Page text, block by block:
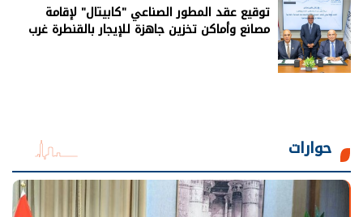
توقيع عقد المطور الصناعي "كابيتال" لإقامة
مصانع وأماكن تخزين جاهزة للإيجار بالقنطرة غرب
حوارات